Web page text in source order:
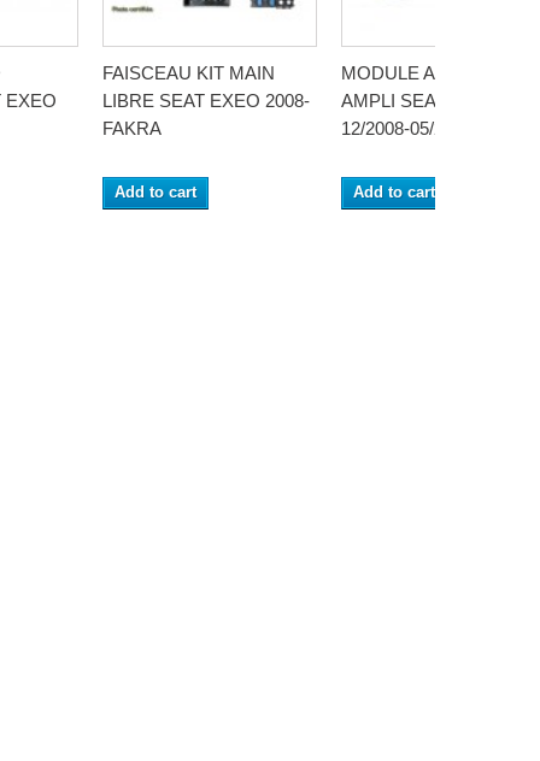
EXEO
FAISCEAU KIT MAIN
LIBRE SEAT EXEO 2008-
FAKRA
Add to cart
MODULE ACTIVATION
AMPLI SEAT EXEO (3R)
12/2008-05/2013
Add to cart